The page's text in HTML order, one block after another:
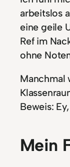
arbeitslos
eine geile
Ref im
ohne
Manchmal
Beweis:
Mein